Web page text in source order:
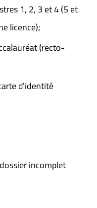
1, 2, 3 et 4 (5 et
licence);
(recto-
d’identité
incomplet